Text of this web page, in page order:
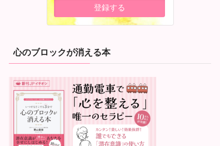
心のブロックが消える本